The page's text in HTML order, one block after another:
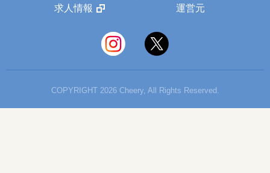
求人情報
運営元
COPYRIGHT 2026 Cheery, All Rights Reserved.